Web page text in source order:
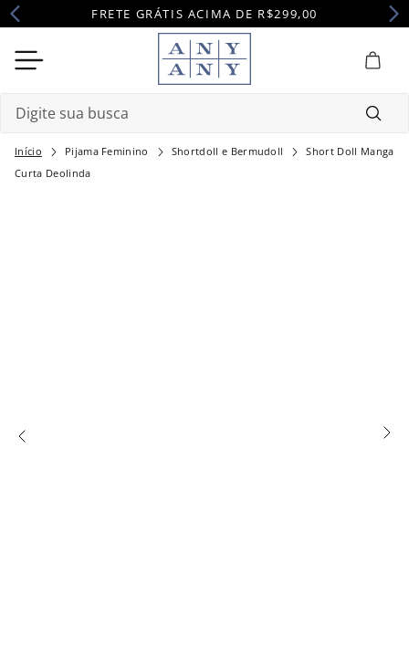
FRETE GRÁTIS ACIMA DE R$299,00
Pijama Feminino Shortdoll e Bermudoll
Short Doll Manga
Curta Deolinda
Termos mais buscados